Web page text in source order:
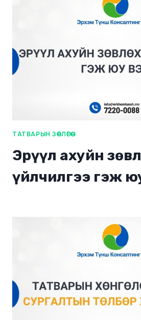
ТАТВАРЫН ЗӨВЛӨГӨӨ
Эрүүл ахуйн
үйлчилгээ гэж